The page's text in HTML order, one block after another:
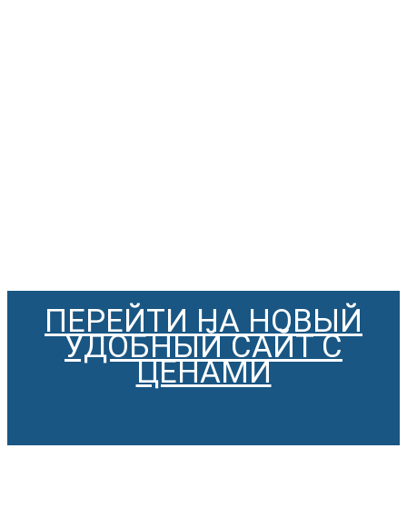
ПЕРЕЙТИ НА НОВЫЙ
УДОБНЫЙ САЙТ С
ЦЕНАМИ